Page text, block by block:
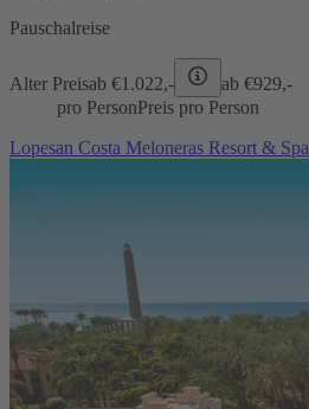
Pauschalreise
Alter Preisab €1.022,- ab €929,-
pro PersonPreis pro Person
Lopesan Costa Meloneras Resort & Spa